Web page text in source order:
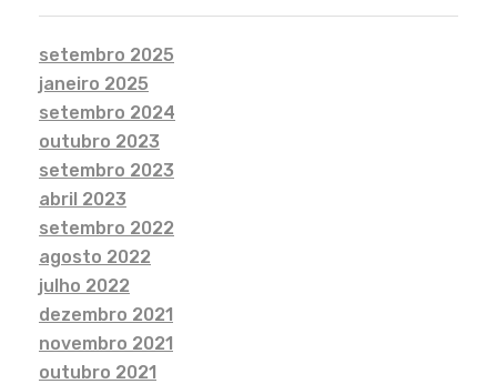
setembro 2025
janeiro 2025
setembro 2024
outubro 2023
setembro 2023
abril 2023
setembro 2022
agosto 2022
julho 2022
dezembro 2021
novembro 2021
outubro 2021